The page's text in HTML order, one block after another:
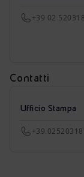
+39 02
Contatti
Ufficio Stampa